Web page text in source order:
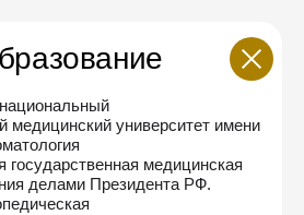
медицинский университет имени
государственная медицинская
делами Президента РФ.